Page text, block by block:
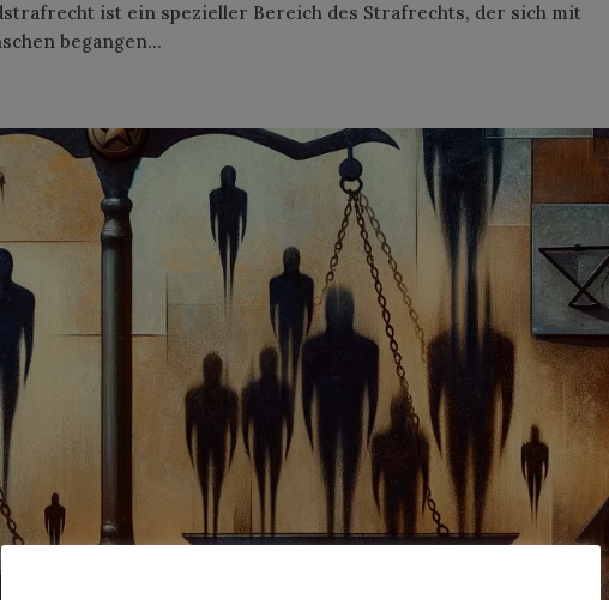
ist ein spezieller Bereich des Strafrechts, der sich mit
begangen...